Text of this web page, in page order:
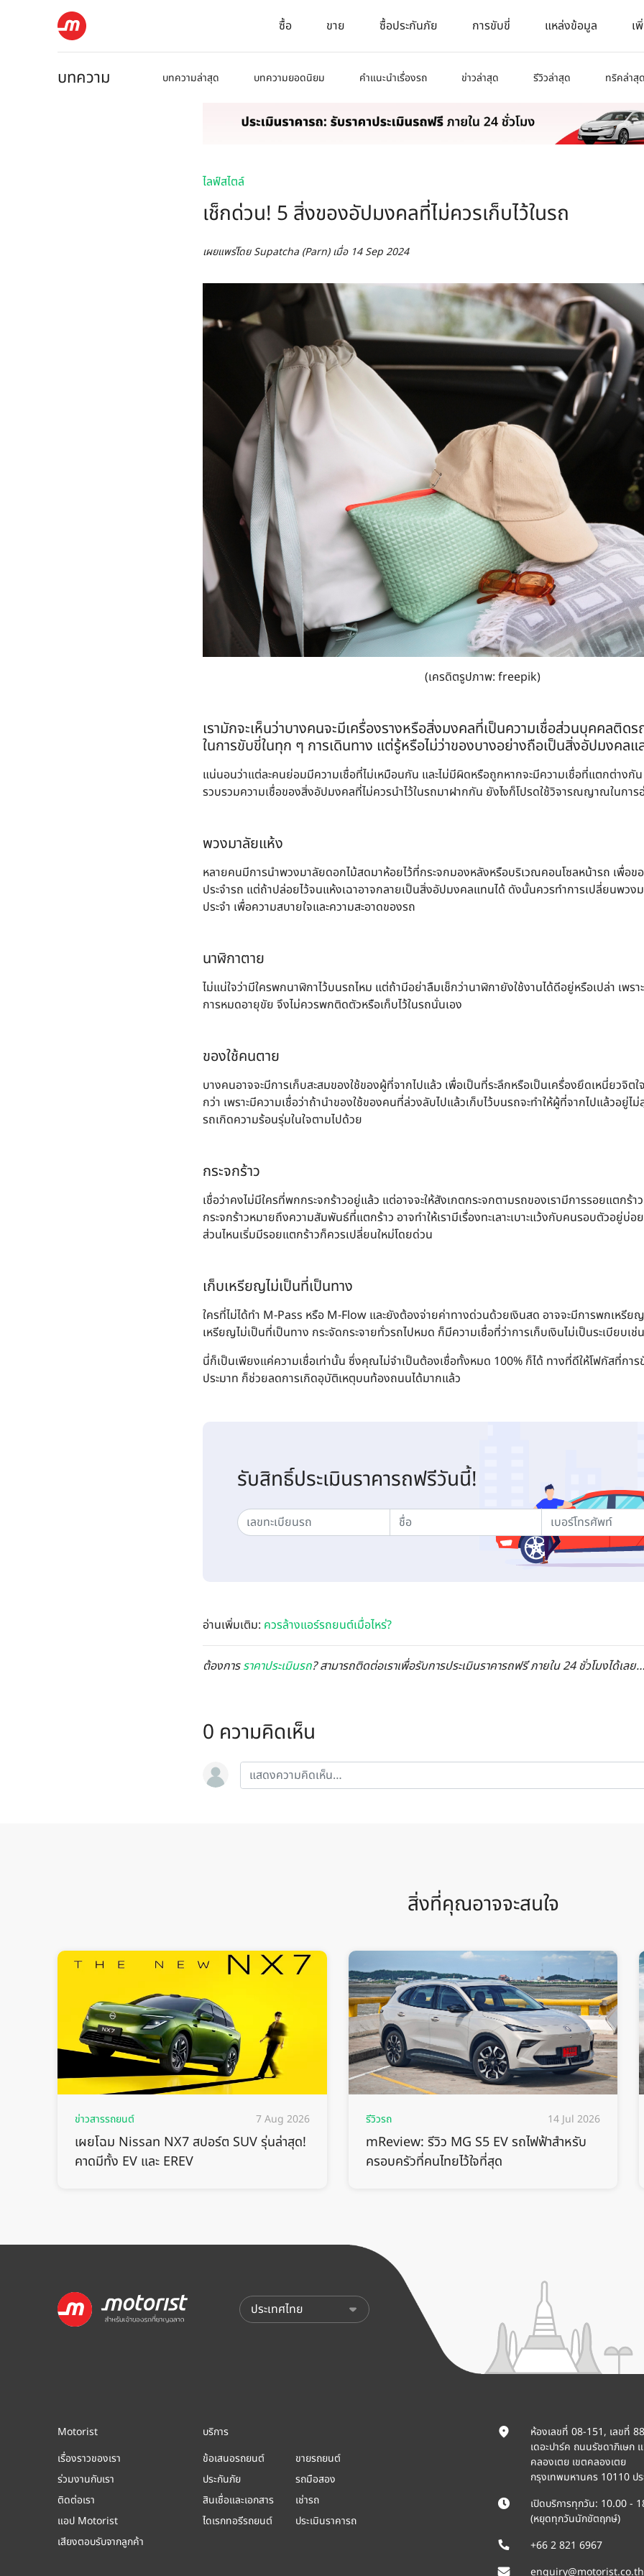
ซื้อ ขาย ซื้อประกันภัย การขับขี่ แหล่งข้อมูล เ
บทความ บทความล่าสุด บทความยอดนิยม คำแนะนำเรื่องรถ ข่าวล่าสุด รีวิวล่าสุด ทริคล่าสุ
ไลฟ์สไตล์
เช็กด่วน! 5 สิ่งของอัปมงคลที่ไม่ควรเก็บไว้ในรถ
เผยแพร่โดยSupatcha (Parn) เมื่อ 14 Sep 2024
(เครดิตรูปภาพ: freepik)
เรามักจะเห็นว่าบางคนจะมีเครื่องรางหรือสิ่งมงคลที่เป็นความเชื่อส่วนบุคคลติดร
ในการขับขี่ในทุก ๆ การเดินทาง แต่รู้หรือไม่ว่าของบางอย่างถือเป็นสิ่งอัปมงคลแ
แน่นอนว่าแต่ละคนย่อมมีความเชื่อที่ไม่เหมือนกัน และไม่มีผิดหรือถูกหากจะมีความเชื่อที่แตกต่าง
รวบรวมความเชื่อของสิ่งอัปมงคลที่ไม่ควรนำไว้ในรถมาฝากกัน ยังไงก็โปรดใช้วิจารณญาณในการ
พวงมาลัยแห้ง
หลายคนมีการนำพวงมาลัยดอกไม้สดมาห้อยไว้ที่กระจกมองหลังหรือบริเวณคอนโซลหน้ารถ เพื่อ
ประจำรถ แต่ถ้าปล่อยไว้จนแห้งเฉาอาจกลายเป็นสิ่งอัปมงคลแทนได้ ดังนั้นควรทำการเปลี่ยนพวง
ประจำ เพื่อความสบายใจและความสะอาดของรถ
นาฬิกาตาย
ไม่แน่ใจว่ามีใครพกนาฬิกาไว้บนรถไหม แต่ถ้ามีอย่าลืมเช็กว่านาฬิกายังใช้งานได้ดีอยู่หรือเปล่า เพร
การหมดอายุขัย จึงไม่ควรพกติดตัวหรือเก็บไว้ในรถนั่นเอง
ของใช้คนตาย
บางคนอาจจะมีการเก็บสะสมของใช้ของผู้ที่จากไปแล้ว เพื่อเป็นที่ระลึกหรือเป็นเครื่องยึดเหนี่ยวจิต
กว่า เพราะมีความเชื่อว่าถ้านำของใช้ของคนที่ล่วงลับไปแล้วเก็บไว้บนรถจะทำให้ผู้ที่จากไปแล้วอยู่ไม่
รถเกิดความร้อนรุ่มในใจตามไปด้วย
กระจกร้าว
เชื่อว่าคงไม่มีใครที่พกกระจกร้าวอยู่แล้ว แต่อาจจะให้สังเกตกระจกตามรถของเรามีการรอยแตกร้า
กระจกร้าวหมายถึงความสัมพันธ์ที่แตกร้าว อาจทำให้เรามีเรื่องทะเลาะเบาะแว้งกับคนรอบตัวอยู่บ่
ส่วนไหนเริ่มมีรอยแตกร้าวก็ควรเปลี่ยนใหม่โดยด่วน
เก็บเหรียญไม่เป็นที่เป็นทาง
ใครที่ไม่ได้ทำ M-Pass หรือ M-Flow และยังต้องจ่ายค่าทางด่วนด้วยเงินสด อาจจะมีการพกเหรีย
เหรียญไม่เป็นที่เป็นทาง กระจัดกระจายทั่วรถไปหมด ก็มีความเชื่อที่ว่าการเก็บเงินไม่เป็นระเบียบเช่
นี่ก็เป็นเพียงแค่ความเชื่อเท่านั้น ซึ่งคุณไม่จำเป็นต้องเชื่อทั้งหมด 100% ก็ได้ ทางที่ดีให้โฟกัสที่กา
ประมาท ก็ช่วยลดการเกิดอุบัติเหตุบนท้องถนนได้มากแล้ว
รับสิทธิ์ประเมินราคารถฟรีวันนี้!
อ่านเพิ่มเติม: ควรล้างแอร์รถยนต์เมื่อไหร่?
ต้องการราคาประเมินรถ? สามารถติดต่อเราเพื่อรับการประเมินราคารถฟรี ภายใน 24 ชั่วโมงได้เลย
0 ความคิดเห็น
สิ่งที่คุณอาจจะสนใจ
ข่าวสารรถยนต์ 7 Aug 2026
เผยโฉม Nissan NX7 สปอร์ต SUV รุ่นล่าสุด!
คาดมีทั้ง EV และ EREV
รีวิวรถ 14 Jul 2026
mReview: รีวิว MG S5 EV รถไฟฟ้าสำหรับ
ครอบครัวที่คนไทยไว้ใจที่สุด
Motorist
เรื่องราวของเรา
ร่วมงานกับเรา
ติดต่อเรา
แอป Motorist
เสียงตอบรับจากลูกค้า
บริการ
ข้อเสนอรถยนต์
ประกันภัย
สินเชื่อและเอกสาร
ไดเรกทอรีรถยนต์
ขายรถยนต์
รถมือสอง
เช่ารถ
ประเมินราคารถ
ห้องเลขที่ 08-151, เลขที่
เดอะปาร์ค ถนนรัชดาภิเษก
คลองเตย เขตคลองเตย
กรุงเทพมหานคร 10110 ปร
เปิดบริการทุกวัน: 10.00 -
(หยุดทุกวันนักขัตฤกษ์)
+66 2 821 6967
enquiry@motorist.co.th